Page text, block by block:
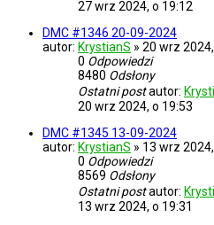
27 wrz 2024, o 19:12
DMC #1346 20-09-2024
autor: KrystianS » 20 wrz
0 Odpowiedzi
8480 Odsłony
Ostatni postautor:
20 wrz 2024, o 19:53
DMC #1345 13-09-2024
autor: KrystianS » 13 wrz
0 Odpowiedzi
8569 Odsłony
Ostatni postautor:
13 wrz 2024, o 19:31